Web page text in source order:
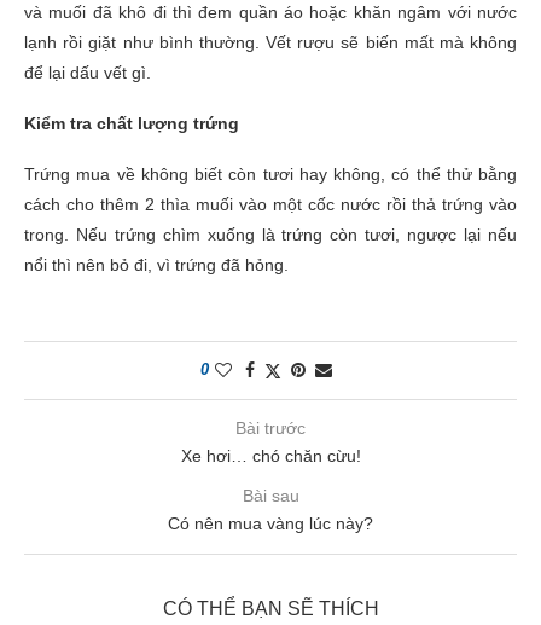
và muối đã khô đi thì đem quần áo hoặc khăn ngâm với nước
lạnh rồi giặt như bình thường. Vết rượu sẽ biến mất mà không
để lại dấu vết gì.
Kiểm tra chất lượng trứng
Trứng mua về không biết còn tươi hay không, có thể thử bằng
cách cho thêm 2 thìa muối vào một cốc nước rồi thả trứng vào
trong. Nếu trứng chìm xuống là trứng còn tươi, ngược lại nếu
nổi thì nên bỏ đi, vì trứng đã hỏng.
0
Bài trước
Xe hơi… chó chăn cừu!
Bài sau
Có nên mua vàng lúc này?
CÓ THỂ BẠN SẼ THÍCH